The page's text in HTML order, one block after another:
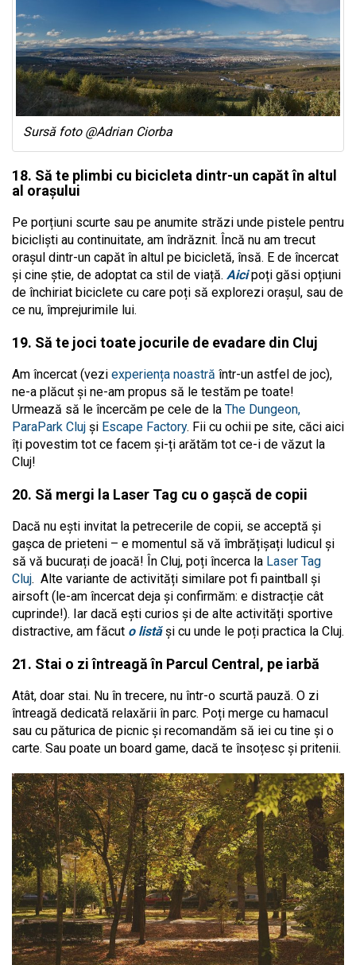
Sursă foto @Adrian Ciorba
18. Să te plimbi cu bicicleta dintr-un capăt în altul
al orașului
Pe porțiuni scurte sau pe anumite străzi unde pistele pentru
bicicliști au continuitate, am îndrăznit. Încă nu am trecut
orașul dintr-un capăt în altul pe bicicletă, însă. E de încercat
și cine știe, de adoptat ca stil de viață. Aicipoți găsi opțiuni
de închiriat biciclete cu care poți să explorezi orașul, sau de
ce nu, împrejurimile lui.
19. Să te joci toate jocurile de evadare din Cluj
Am încercat (vezi experiența noastră într-un astfel de joc),
ne-a plăcut și ne-am propus să le testăm pe toate!
Urmează să le încercăm pe cele de la The Dungeon,
ParaPark Cluj și Escape Factory. Fii cu ochii pe site, căci aici
îți povestim tot ce facem și-ți arătăm tot ce-i de văzut la
Cluj!
20. Să mergi la Laser Tag cu o gașcă de copii
Dacă nu ești invitat la petrecerile de copii, se acceptă și
gașca de prieteni – e momentul să vă îmbrățișați ludicul și
să vă bucurați de joacă! În Cluj, poți încerca la Laser Tag
Cluj. Alte variante de activități similare pot fi paintball și
airsoft (le-am încercat deja și confirmăm: e distracție cât
cuprinde!). Iar dacă ești curios și de alte activități sportive
distractive, am făcut o listăși cu unde le poți practica la Cluj.
21. Stai o zi întreagă în Parcul Central, pe iarbă
Atât, doar stai. Nu în trecere, nu într-o scurtă pauză. O zi
întreagă dedicată relaxării în parc. Poți merge cu hamacul
sau cu păturica de picnic și recomandăm să iei cu tine și o
carte. Sau poate un board game, dacă te însoțesc și pritenii.